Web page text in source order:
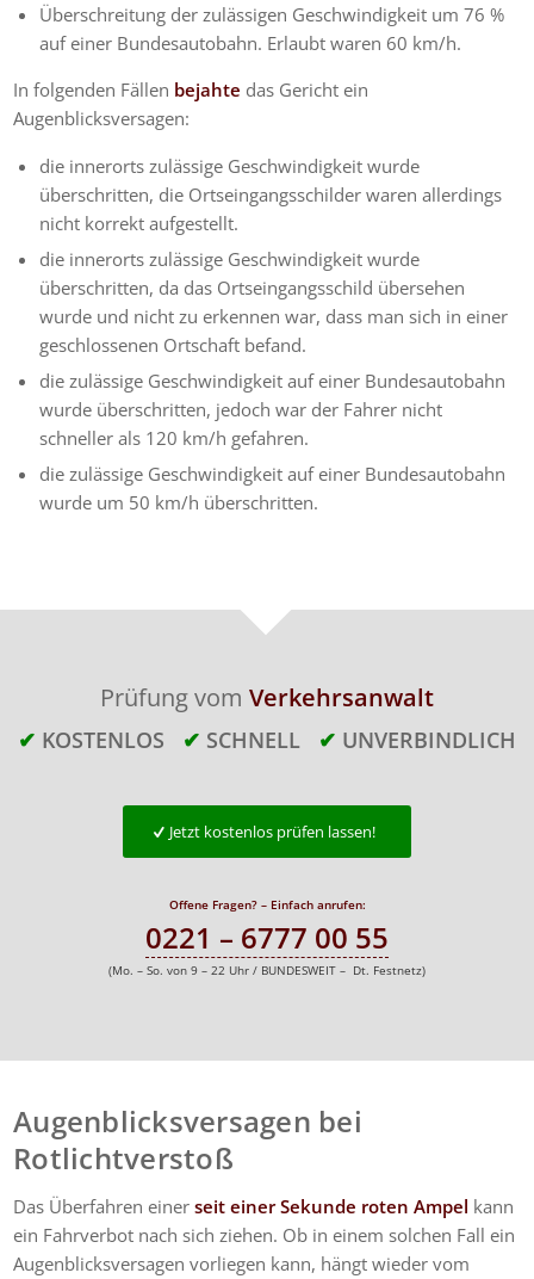
Überschreitung der zulässigen Geschwindigkeit um 76 %
auf einer Bundesautobahn. Erlaubt waren 60 km/h.
In folgenden Fällen bejahte das Gericht ein
Augenblicksversagen:
die innerorts zulässige Geschwindigkeit wurde
überschritten, die Ortseingangsschilder waren allerdings
nicht korrekt aufgestellt.
die innerorts zulässige Geschwindigkeit wurde
überschritten, da das Ortseingangsschild übersehen
wurde und nicht zu erkennen war, dass man sich in einer
geschlossenen Ortschaft befand.
die zulässige Geschwindigkeit auf einer Bundesautobahn
wurde überschritten, jedoch war der Fahrer nicht
schneller als 120 km/h gefahren.
die zulässige Geschwindigkeit auf einer Bundesautobahn
wurde um 50 km/h überschritten.
Prüfung vom Verkehrsanwalt
✔ KOSTENLOS ✔ SCHNELL ✔ UNVERBINDLICH
Jetzt kostenlos prüfen lassen!
Offene Fragen? – Einfach anrufen:
0221 – 6777 00 55
(Mo. – So. von 9 – 22 Uhr / BUNDESWEIT – Dt. Festnetz)
Augenblicksversagen bei
Rotlichtverstoß
Das Überfahren einerseit einer Sekunde roten Ampel kann
ein Fahrverbot nach sich ziehen. Ob in einem solchen Fall ein
Augenblicksversagen vorliegen kann, hängt wieder vom